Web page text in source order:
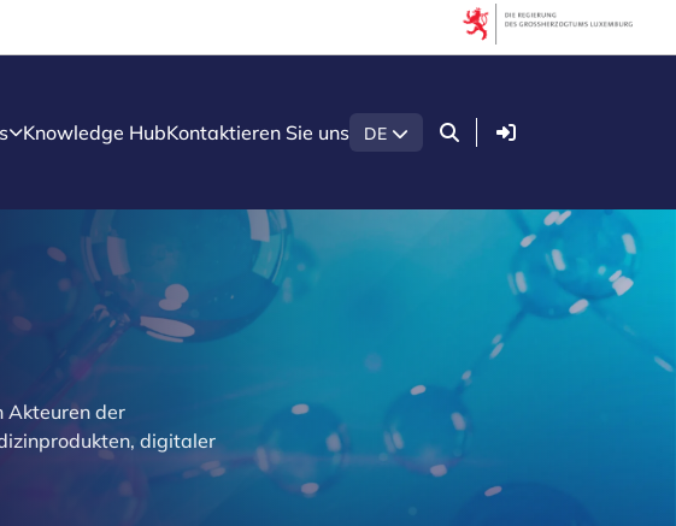
Knowledge HubKontaktieren Sie uns DE Anmelden
Akteuren der
digitaler